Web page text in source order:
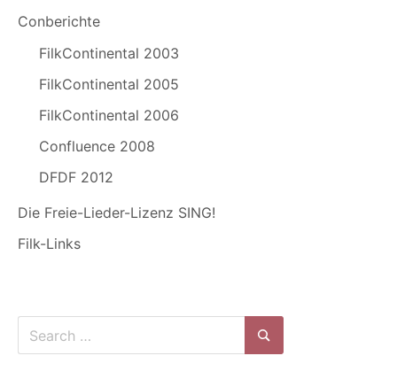
Conberichte
FilkContinental 2003
FilkContinental 2005
FilkContinental 2006
Confluence 2008
DFDF 2012
Die Freie-Lieder-Lizenz SING!
Filk-Links
Search
for:
Search